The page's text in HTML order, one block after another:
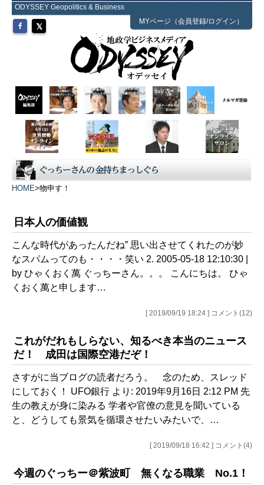
ODYSSEY Geopolitics & Business
MYページ（会員登録/ログイン）
HOME>物申す！
日本人の価値観
こんな時代があったんだね” 思い出させてくれたのが妙
なスパムってのも・・・・笑い 2. 2005-05-18 12:10:30 |
by ひゃくおく萬 ぐっちーさん。。。 こんにちは。 ひゃ
くおく萬と申します…
[ 2019/09/19 18:24 ] コメント(12)
これがだれもしらない、知るべき本当のニュース
だ！ 成田は国際空港だぞ！
さすがに当ブログの読者だろう。 念のため、スレッド
にしておく！ UFO銀行 より: 2019年9月16日 2:12 PM 先
生の教えが身に染みる 学者や官僚の意見を聞いている
と、どうしても景気を循環させたいみたいで、…
[ 2019/09/18 16:42 ] コメント(4)
今週のぐっちー＠紫波町 無くなる職業 No.1！